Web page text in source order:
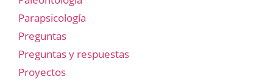
Parapsicología
Preguntas
Preguntas y respuestas
Proyectos